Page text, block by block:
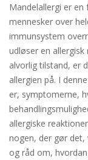
Mandelallergi er
mennesker over
immunsystem
udløser en
alvorlig tilstand, er
allergien på. I
er, symptomerne,
allergiske
nogen, der gør det,
og råd om,